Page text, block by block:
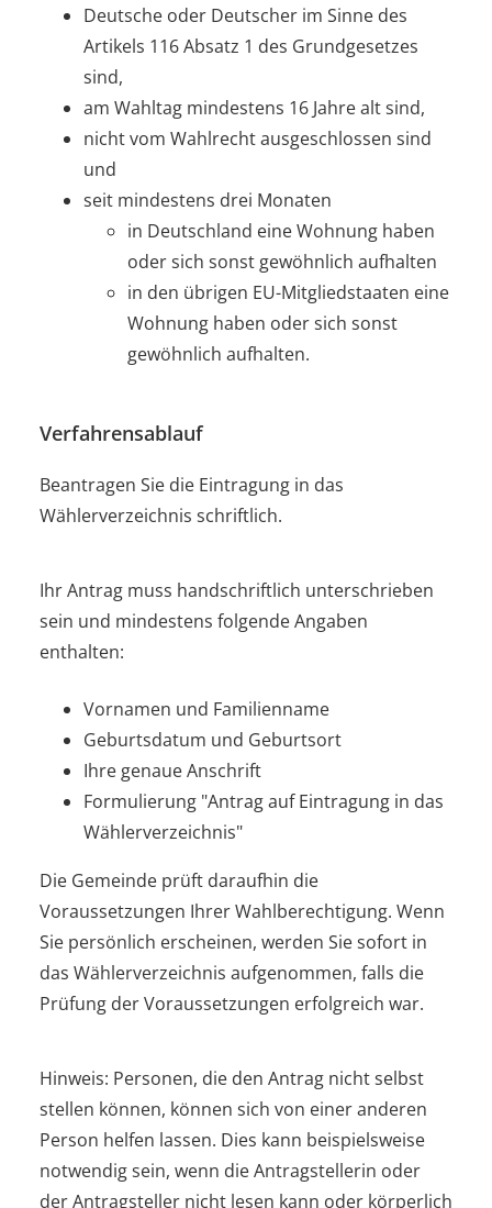
Deutsche oder Deutscher im Sinne des
Artikels 116 Absatz 1 des Grundgesetzes
sind,
am Wahltag mindestens 16 Jahre alt sind,
nicht vom Wahlrecht ausgeschlossen sind
und
seit mindestens drei Monaten
in Deutschland eine Wohnung haben
oder sich sonst gewöhnlich aufhalten
in den übrigen EU-Mitgliedstaaten eine
Wohnung haben oder sich sonst
gewöhnlich aufhalten.
Verfahrensablauf
Beantragen Sie die Eintragung in das
Wählerverzeichnis schriftlich.
Ihr Antrag muss handschriftlich unterschrieben
sein und mindestens folgende Angaben
enthalten:
Vornamen und Familienname
Geburtsdatum und Geburtsort
Ihre genaue Anschrift
Formulierung "Antrag auf Eintragung in das
Wählerverzeichnis"
Die Gemeinde prüft daraufhin die
Voraussetzungen Ihrer Wahlberechtigung. Wenn
Sie persönlich erscheinen, werden Sie sofort in
das Wählerverzeichnis aufgenommen, falls die
Prüfung der Voraussetzungen erfolgreich war.
Hinweis: Personen, die den Antrag nicht selbst
stellen können, können sich von einer anderen
Person helfen lassen. Dies kann beispielsweise
notwendig sein, wenn die Antragstellerin oder
der Antragsteller nicht lesen kann oder körperlich